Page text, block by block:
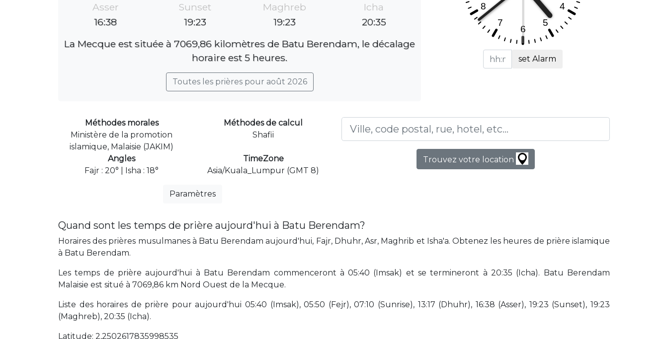
Asser
16:38
Sunset
19:23
Maghreb
19:23
Icha
20:35
La Mecque est située à 7069,86 kilomètres de Batu Berendam, le décalage
horaire est 5 heures.
Toutes les prières pour août 2026
set Alarm
Méthodes morales
Ministère de la promotion
islamique, Malaisie (JAKIM)
Méthodes de calcul
Shafii
Angles
Fajr : 20° | Isha : 18°
TimeZone
Asia/Kuala_Lumpur (GMT 8)
Paramètres
Trouvez votre location
Quand sont les temps de prière aujourd'hui à Batu Berendam?
Horaires des prières musulmanes à Batu Berendam aujourd'hui, Fajr, Dhuhr, Asr, Maghrib et Isha'a. Obtenez les heures de prière islamique
à Batu Berendam.
Les temps de prière aujourd'hui à Batu Berendam commenceront à 05:40 (Imsak) et se termineront à 20:35 (Icha). Batu Berendam
Malaisie est situé à 7069,86 km Nord Ouest de la Mecque.
Liste des horaires de prière pour aujourd'hui 05:40 (Imsak), 05:50 (Fejr), 07:10 (Sunrise), 13:17 (Dhuhr), 16:38 (Asser), 19:23 (Sunset), 19:23
(Maghreb), 20:35 (Icha).
Latitude: 2,2502617835998535